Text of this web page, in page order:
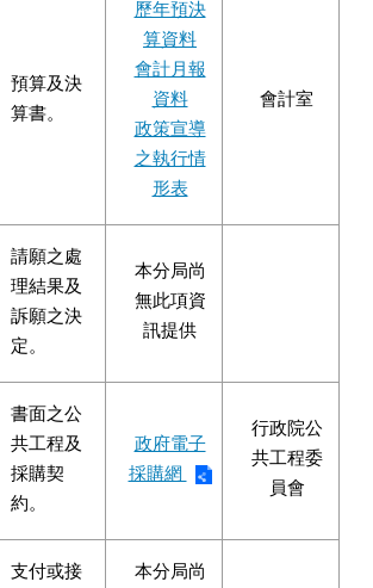
預算及決
算書。
歷年預決
算資料
會計月報
資料
政策宣導
之執行情
形表
會計室
請願之處
理結果及
訴願之決
定。
本分局尚
無此項資
訊提供
書面之公
共工程及
採購契
約。
政府電子
採購網
行政院公
共工程委
員會
支付或接
本分局尚